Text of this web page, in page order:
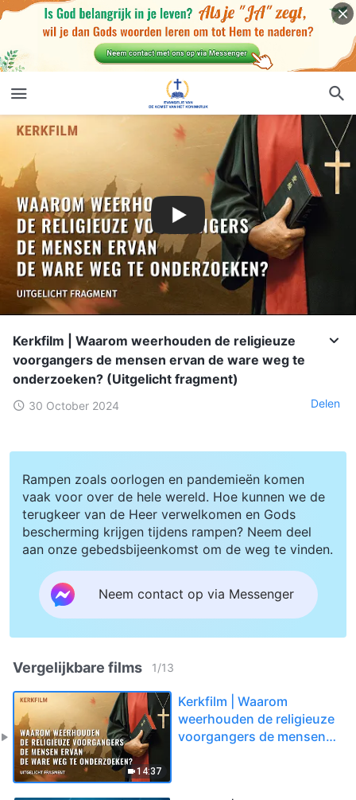
Kerkfilm | Waarom weerhouden de religieuze
voorgangers de mensen ervan de ware weg te
onderzoeken? (Uitgelicht fragment)
30 October 2024 Delen
Rampen zoals oorlogen en pandemieën komen
vaak voor over de hele wereld. Hoe kunnen we de
terugkeer van de Heer verwelkomen en Gods
bescherming krijgen tijdens rampen? Neem deel
aan onze gebedsbijeenkomst om de weg te vinden.
Neem contact op via Messenger
Vergelijkbare films 1/13
14:37
Kerkfilm | Waarom
weerhouden de religieuze
voorgangers de mensen